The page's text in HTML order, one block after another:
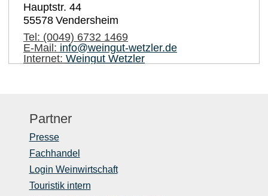
Hauptstr. 44
55578 Vendersheim
Tel: (0049) 6732 1469
E-Mail: info@weingut-wetzler.de
Internet: Weingut Wetzler
Partner
Presse
Fachhandel
Login Weinwirtschaft
Touristik intern